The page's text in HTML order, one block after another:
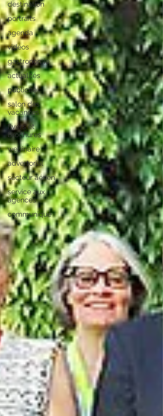
destination
portraits
agenda
vidéos
gastronomie
actualités
publicité
salon des
vacances
flyers et
brochures
webinaire
advertorial
secteur aérien
service aux
agences
communiqué